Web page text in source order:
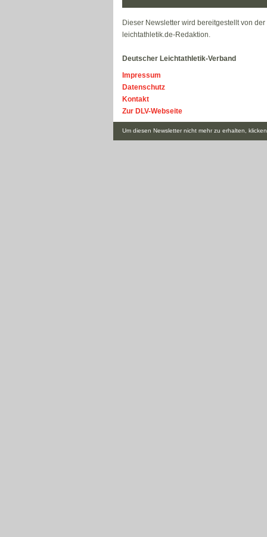
Dieser Newsletter wird bereitgestellt von der
leichtathletik.de-Redaktion.
Deutscher Leichtathletik-Verband
Impressum
Datenschutz
Kontakt
Zur DLV-Webseite
Um diesen Newsletter nicht mehr zu erhalten,